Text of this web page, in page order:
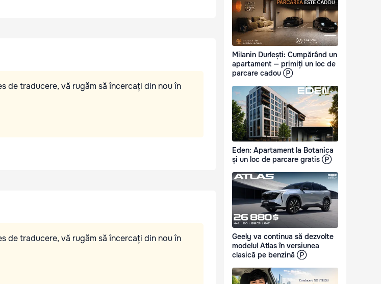
de traducere, vă rugăm să încercați din nou în
de traducere, vă rugăm să încercați din nou în
Milanin Durlești: Cumpărând un
apartament — primiți un loc de
parcare cadou Ⓟ
Eden: Apartament la Botanica
și un loc de parcare gratis Ⓟ
Geely va continua să dezvolte
modelul Atlas în versiunea
clasică pe benzină Ⓟ